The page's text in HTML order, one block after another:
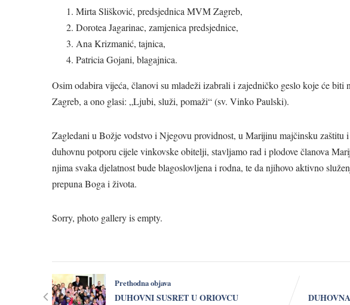
Mirta Slišković, predsjednica MVM Zagreb,
Dorotea Jagarinac, zamjenica predsjednice,
Ana Krizmanić, tajnica,
Patricia Gojani, blagajnica.
Osim odabira vijeća, članovi su mladeži izabrali i zajedničko geslo koje će
Zagreb, a ono glasi: „Ljubi, služi, pomaži“ (sv. Vinko Paulski).
Zagledani u Božje vodstvo i Njegovu providnost, u Marijinu majčinsku zaštitu
duhovnu potporu cijele vinkovske obitelji, stavljamo rad i plodove članova
njima svaka djelatnost bude blagoslovljena i rodna, te da njihovo aktivno
prepuna Boga i života.
Sorry, photo gallery is empty.
Prethodna objava
DUHOVNI SUSRET U ORIOVCU
Ništa